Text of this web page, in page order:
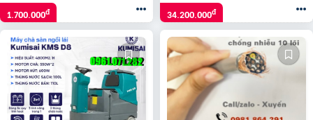
1.700.000đ 34.200.000đ